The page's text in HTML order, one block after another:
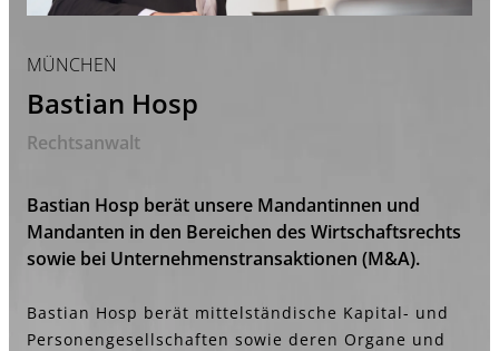
MÜNCHEN
Bastian Hosp
Rechtsanwalt
Bastian Hosp berät unsere Mandantinnen und
Mandanten in den Bereichen des Wirtschaftsrechts
sowie bei Unternehmenstransaktionen (M&A).
Bastian Hosp berät mittelständische Kapital- und
Personengesellschaften sowie deren Organe und